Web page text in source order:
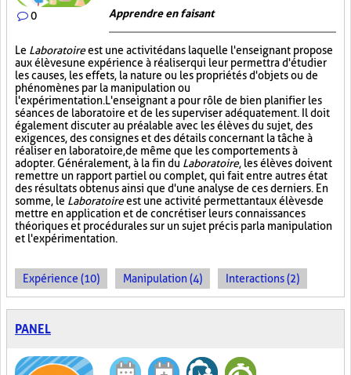
0 Apprendre en faisant
Le Laboratoireest une activité dans laquelle l'enseignant propose
aux élèves une expérience à réaliser qui leur permettra d'étudier
les causes, les effets, la nature ou les propriétés d'objets ou de
phénomènes par la manipulation ou
l'expérimentation. L'enseignant a pour rôle de bien planifier les
séances de laboratoire et de les superviser adéquatement. Il doit
également discuter au préalable avec les élèves du sujet, des
exigences, des consignes et des détails concernant la tâche à
réaliser en laboratoire, de même que les comportements à
adopter. Généralement, à la fin du Laboratoire, les élèves doivent
remettre un rapport partiel ou complet, qui fait entre autres état
des résultats obtenus ainsi que d'une analyse de ces derniers. En
somme, le Laboratoireest une activité permettant aux élèves de
mettre en application et de concrétiser leurs connaissances
théoriques et procédurales sur un sujet précis par la manipulation
et l'expérimentation.
Expérience (10) Manipulation (4) Interactions (2)
PANEL